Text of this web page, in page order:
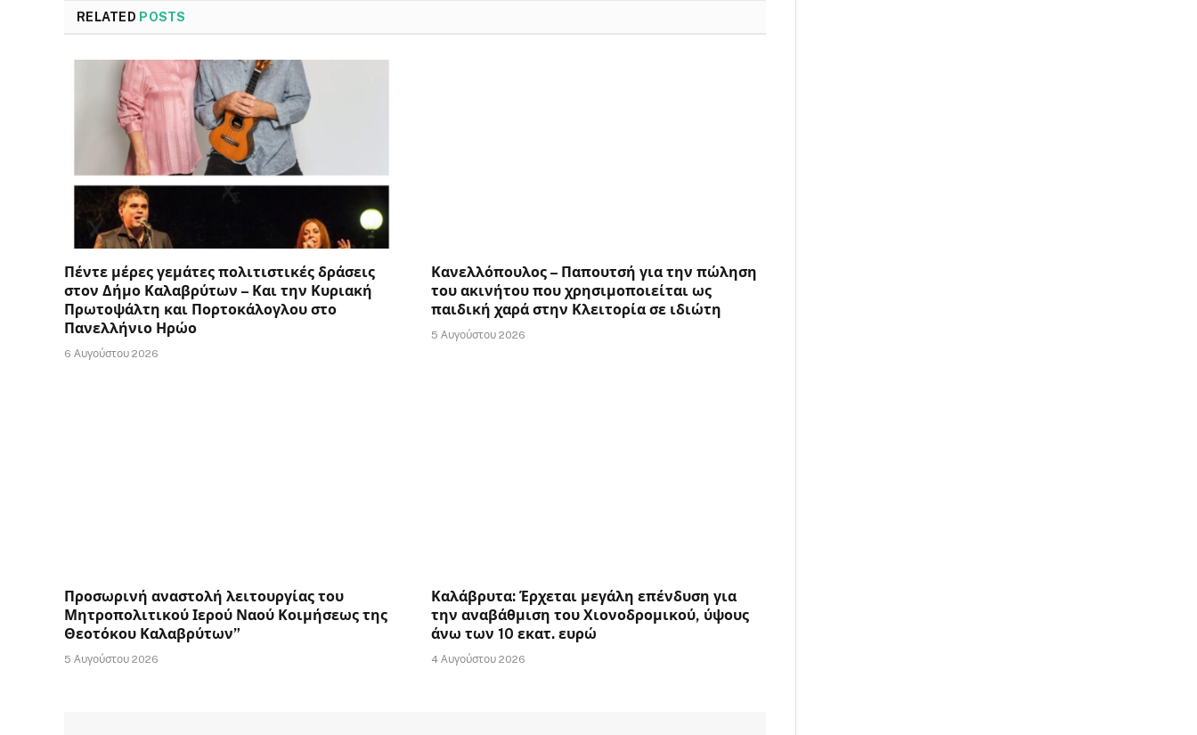
RELATED POSTS
Πέντε μέρες γεμάτες πολιτιστικές δράσεις
στον Δήμο Καλαβρύτων – Και την Κυριακή
Πρωτοψάλτη και Πορτοκάλογλου στο
Πανελλήνιο Ηρώο
6 Αυγούστου 2026
Κανελλόπουλος – Παπουτσή για την πώληση
του ακινήτου που χρησιμοποιείται ως
παιδική χαρά στην Κλειτορία σε ιδιώτη
5 Αυγούστου 2026
Προσωρινή αναστολή λειτουργίας του
Μητροπολιτικού Ιερού Ναού Κοιμήσεως της
Θεοτόκου Καλαβρύτων”
5 Αυγούστου 2026
Καλάβρυτα: Έρχεται μεγάλη επένδυση για
την αναβάθμιση του Χιονοδρομικού, ύψους
άνω των 10 εκατ. ευρώ
4 Αυγούστου 2026